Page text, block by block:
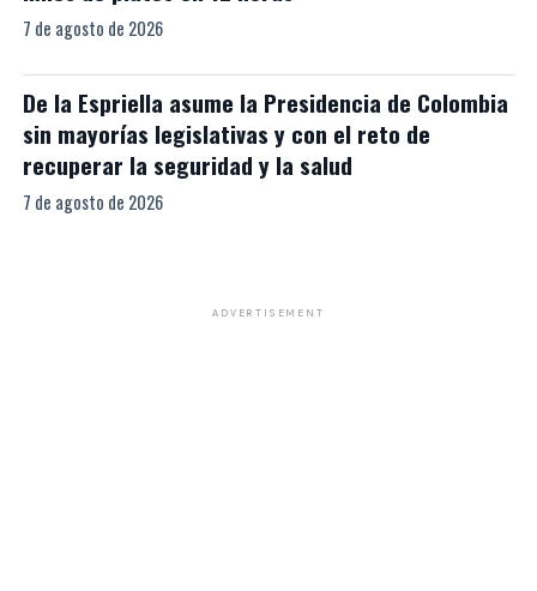
7 de agosto de 2026
De la Espriella asume la Presidencia de Colombia
sin mayorías legislativas y con el reto de
recuperar la seguridad y la salud
7 de agosto de 2026
ADVERTISEMENT